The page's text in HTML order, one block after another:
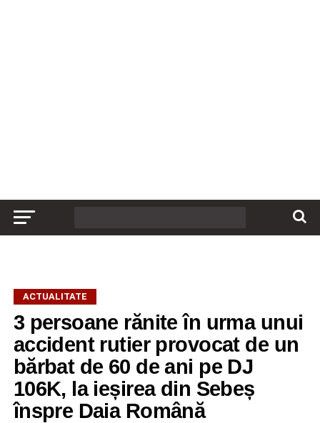
ACTUALITATE
3 persoane rănite în urma unui
accident rutier provocat de un
bărbat de 60 de ani pe DJ
106K, la ieșirea din Sebeș
înspre Daia Română